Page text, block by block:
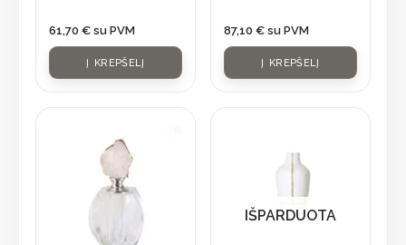
61,70 € su PVM
Į KREPŠELĮ
87,10 € su PVM
Į KREPŠELĮ
IŠPARDUOTA